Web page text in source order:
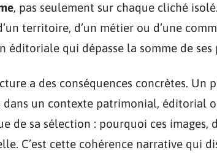
, pas seulement sur chaque cliché
territoire, d’un métier ou d’une
éditoriale qui dépasse la somme de ses
a des conséquences concrètes. Un
dans un contexte patrimonial, éditorial
de sa sélection : pourquoi ces images,
C’est cette cohérence narrative qui